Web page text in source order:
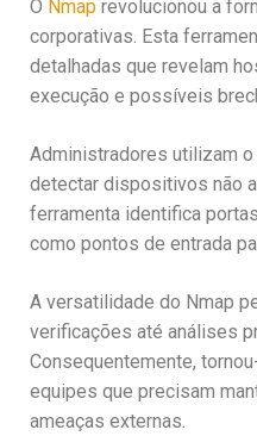
O Nmap revolucionou a
corporativas. Esta
detalhadas que revelam
execução e possíveis
Administradores utilizam
detectar dispositivos não
ferramenta identifica
como pontos de entrada
A versatilidade do Nmap
verificações até análises
Consequentemente,
equipes que precisam
ameaças externas.